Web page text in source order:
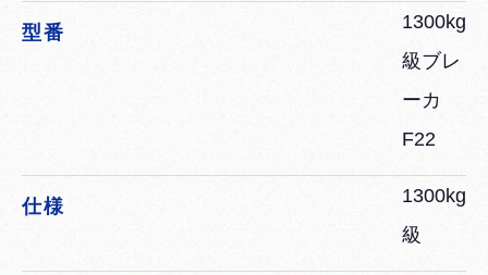
型番
1300kg
級ブレ
ーカ
F22
仕様
1300kg
級